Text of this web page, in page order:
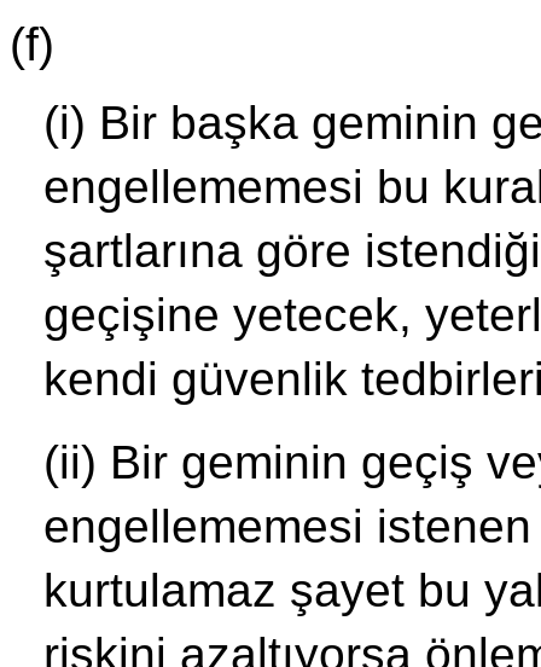
(f)
(i) Bir başka geminin
engellememesi bu
şartlarına göre
geçişine yetecek,
kendi güvenlik
(ii) Bir geminin geçiş
engellememesi
kurtulamaz şayet bu
riskini azaltıyorsa